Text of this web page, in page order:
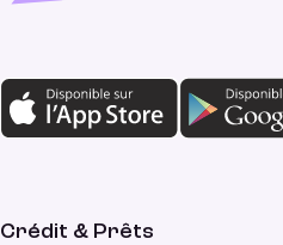
Crédit & Prêts